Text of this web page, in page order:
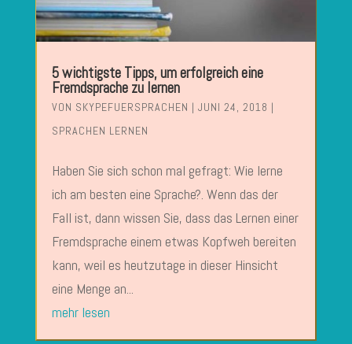
5 wichtigste Tipps, um erfolgreich eine
Fremdsprache zu lernen
VON SKYPEFUERSPRACHEN | JUNI 24, 2018 |
SPRACHEN LERNEN
Haben Sie sich schon mal gefragt: Wie lerne
ich am besten eine Sprache?. Wenn das der
Fall ist, dann wissen Sie, dass das Lernen einer
Fremdsprache einem etwas Kopfweh bereiten
kann, weil es heutzutage in dieser Hinsicht
eine Menge an...
mehr lesen